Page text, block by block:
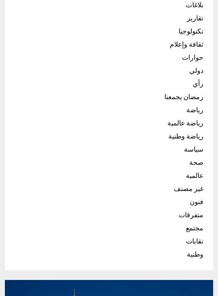
بلاغات
تقارير
تكنولوجيا
ثقافة وإعلام
حوارات
دولي
رأي
رمضان يجمعنا
رياضة
رياضة عالمية
رياضة وطنية
سياسة
صحة
عالمية
غير مصنف
فنون
متفرقات
مجتمع
نقابات
وطنية